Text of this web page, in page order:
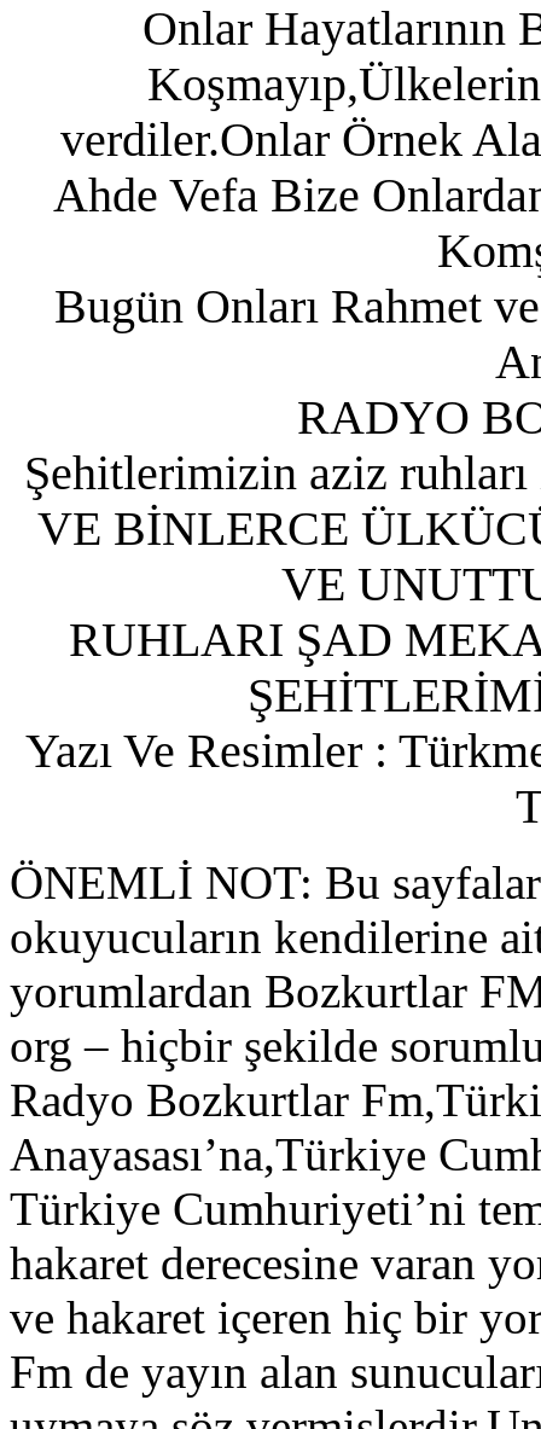
Onlar Hayatlarının
verdiler.Onlar Örnek
Ahde Vefa Bize
Bugün Onları Rahmet
RADYO
Şehitlerimizin aziz
VE BİNLERCE
VE
RUHLARI ŞAD
Yazı Ve Resimler :
ÖNEMLİ NOT: Bu
okuyucuların kendilerine
yorumlardan Bozkurtlar
org – hiçbir şekilde
Radyo Bozkurtlar
Anayasası’na,Türkiye
Türkiye Cumhuriyeti’ni
hakaret derecesine varan
ve hakaret içeren hiç bir
Fm de yayın alan